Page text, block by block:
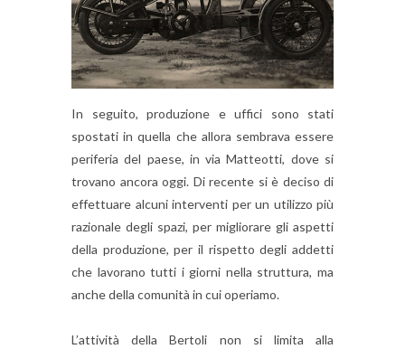
In seguito, produzione e uffici sono stati
spostati in quella che allora sembrava essere
periferia del paese, in via Matteotti, dove si
trovano ancora oggi. Di recente si è deciso di
effettuare alcuni interventi per un utilizzo più
razionale degli spazi, per migliorare gli aspetti
della produzione, per il rispetto degli addetti
che lavorano tutti i giorni nella struttura, ma
anche della comunità in cui operiamo.
L’attività della Bertoli non si limita alla